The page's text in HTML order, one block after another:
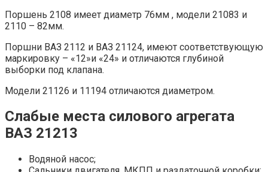
Поршень 2108 имеет диаметр 76мм , модели 21083 и
2110 – 82мм.
Поршни ВАЗ 2112 и ВАЗ 21124, имеют соответствующую
маркировку – «12»и «24» и отличаются глубиной
выборки под клапана.
Модели 21126 и 11194 отличаются диаметром.
Слабые места силового агрегата
ВАЗ 21213
Водяной насос;